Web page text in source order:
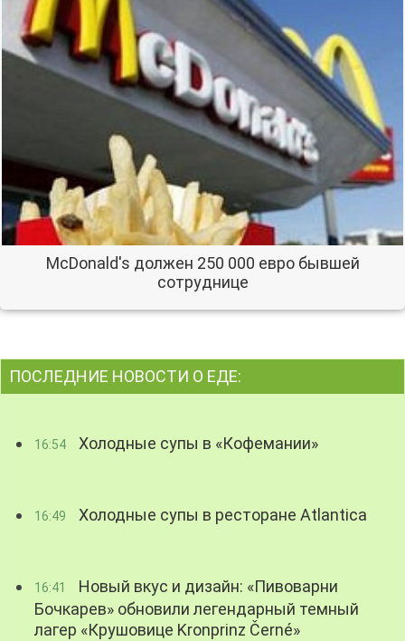
McDonald's должен 250 000 евро бывшей
сотруднице
ПОСЛЕДНИЕ НОВОСТИ О ЕДЕ:
16:54 Холодные супы в «Кофемании»
16:49 Холодные супы в ресторане Atlantica
16:41
Новый вкус и дизайн: «Пивоварни
Бочкарев» обновили легендарный темный
лагер «Крушовице Kronprinz Černé»